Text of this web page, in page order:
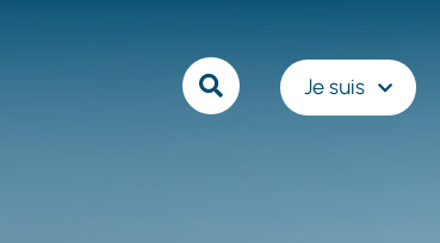
RechercherJe suis